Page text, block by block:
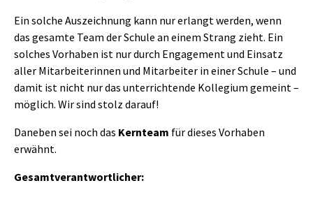
Ein solche Auszeichnung kann nur erlangt werden, wenn
das gesamte Team der Schule an einem Strang zieht. Ein
solches Vorhaben ist nur durch Engagement und Einsatz
aller Mitarbeiterinnen und Mitarbeiter in einer Schule – und
damit ist nicht nur das unterrichtende Kollegium gemeint –
möglich. Wir sind stolz darauf!
Daneben sei noch das Kernteam für dieses Vorhaben
erwähnt.
Gesamtverantwortlicher: